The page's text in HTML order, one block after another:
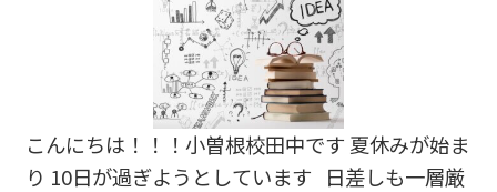
こんにちは！！！小曽根校田中です 夏休みが始ま
り 10日が過ぎようとしています 日差しも一層厳